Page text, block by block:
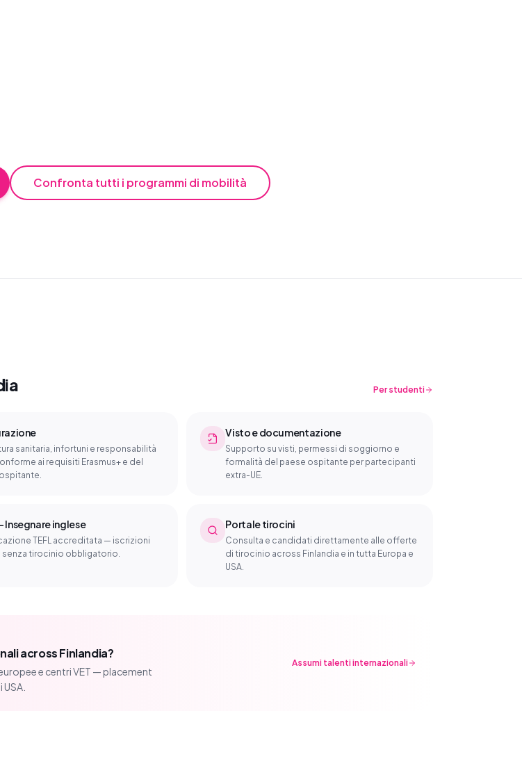
Confronta tutti i programmi di mobilità
Per studenti
sanitaria, infortuni e responsabilità
ai requisiti Erasmus+ e del
Visto e documentazione
Supporto su visti, permessi di soggiorno e
formalità del paese ospitante per partecipanti
extra-UE.
Insegnare inglese
TEFL accreditata — iscrizioni
senza tirocinio obbligatorio.
Portale tirocini
Consulta e candidati direttamente alle offerte
di tirocinio across Finlandia e in tutta Europa e
USA.
across Finlandia?
e centri VET — placement
Assumi talenti internazionali